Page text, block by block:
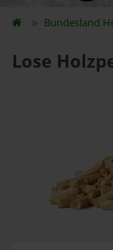
Bundesland
Lose